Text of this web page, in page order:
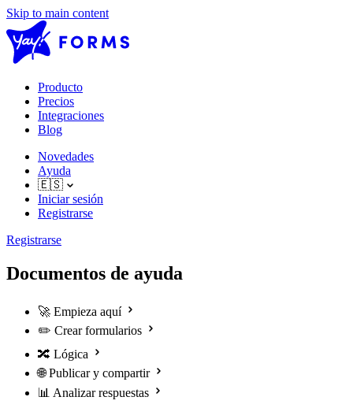
Skip to main content
Producto
Precios
Integraciones
Blog
Novedades
Ayuda
🇪🇸
Iniciar sesión
Registrarse
Registrarse
Documentos de ayuda
🚀 Empieza aquí
✏️ Crear formularios
🔀 Lógica
🌐 Publicar y compartir
📊 Analizar respuestas